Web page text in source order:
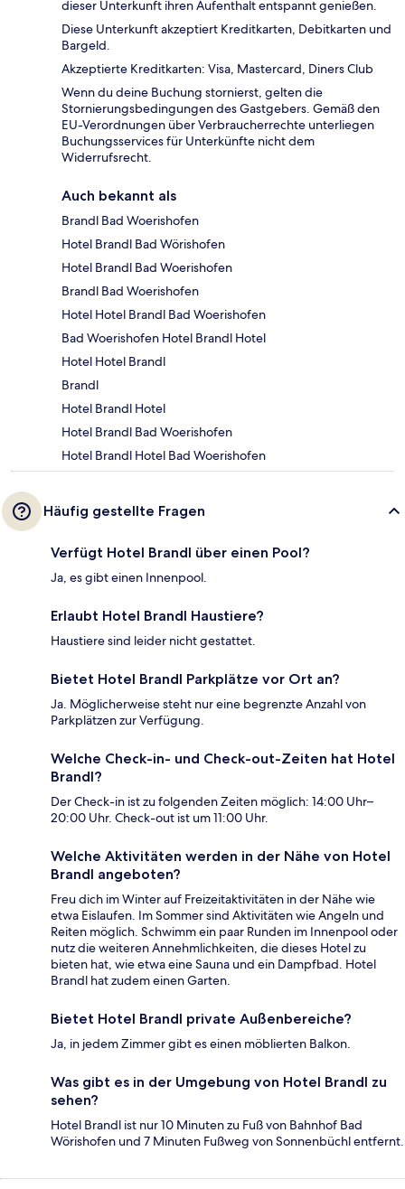
dieser Unterkunft ihren Aufenthalt entspannt genießen.
Diese Unterkunft akzeptiert Kreditkarten, Debitkarten und
Bargeld.
Akzeptierte Kreditkarten: Visa, Mastercard, Diners Club
Wenn du deine Buchung stornierst, gelten die
Stornierungsbedingungen des Gastgebers. Gemäß den
EU-Verordnungen über Verbraucherrechte unterliegen
Buchungsservices für Unterkünfte nicht dem
Widerrufsrecht.
Auch bekannt als
Brandl Bad Woerishofen
Hotel Brandl Bad Wörishofen
Hotel Brandl Bad Woerishofen
Brandl Bad Woerishofen
Hotel Hotel Brandl Bad Woerishofen
Bad Woerishofen Hotel Brandl Hotel
Hotel Hotel Brandl
Brandl
Hotel Brandl Hotel
Hotel Brandl Bad Woerishofen
Hotel Brandl Hotel Bad Woerishofen
Häufig gestellte Fragen
Verfügt Hotel Brandl über einen Pool?
Ja, es gibt einen Innenpool.
Erlaubt Hotel Brandl Haustiere?
Haustiere sind leider nicht gestattet.
Bietet Hotel Brandl Parkplätze vor Ort an?
Ja. Möglicherweise steht nur eine begrenzte Anzahl von
Parkplätzen zur Verfügung.
Welche Check-in- und Check-out-Zeiten hat Hotel
Brandl?
Der Check-in ist zu folgenden Zeiten möglich: 14:00 Uhr–
20:00 Uhr. Check-out ist um 11:00 Uhr.
Welche Aktivitäten werden in der Nähe von Hotel
Brandl angeboten?
Freu dich im Winter auf Freizeitaktivitäten in der Nähe wie
etwa Eislaufen. Im Sommer sind Aktivitäten wie Angeln und
Reiten möglich. Schwimm ein paar Runden im Innenpool oder
nutz die weiteren Annehmlichkeiten, die dieses Hotel zu
bieten hat, wie etwa eine Sauna und ein Dampfbad. Hotel
Brandl hat zudem einen Garten.
Bietet Hotel Brandl private Außenbereiche?
Ja, in jedem Zimmer gibt es einen möblierten Balkon.
Was gibt es in der Umgebung von Hotel Brandl zu
sehen?
Hotel Brandl ist nur 10 Minuten zu Fuß von Bahnhof Bad
Wörishofen und 7 Minuten Fußweg von Sonnenbüchl entfernt.